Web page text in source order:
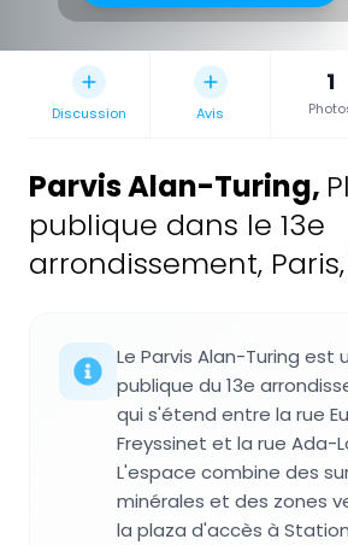
Discussion Avis
1
Parvis Alan-Turing,
publique dans le 13e
arrondissement,
Le Parvis Alan-Turing est
publique du 13e
qui s'étend entre la rue
Freyssinet et la rue Ada-
L'espace combine des
minérales et des zones
la plaza d'accès à Station